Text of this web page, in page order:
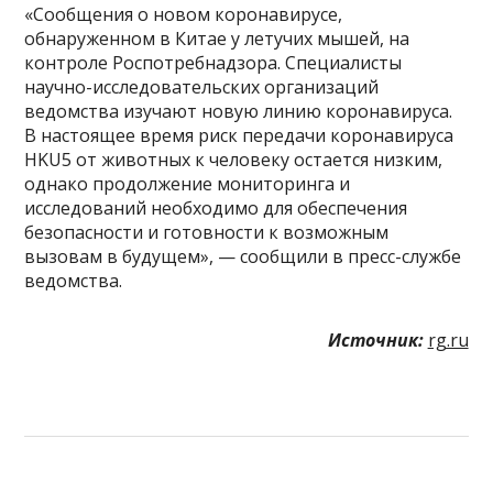
«Сообщения о новом коронавирусе,
обнаруженном в Китае у летучих мышей, на
контроле Роспотребнадзора. Специалисты
научно-исследовательских организаций
ведомства изучают новую линию коронавируса.
В настоящее время риск передачи коронавируса
HKU5 от животных к человеку остается низким,
однако продолжение мониторинга и
исследований необходимо для обеспечения
безопасности и готовности к возможным
вызовам в будущем», — сообщили в пресс-службе
ведомства.
Источник: rg.ru